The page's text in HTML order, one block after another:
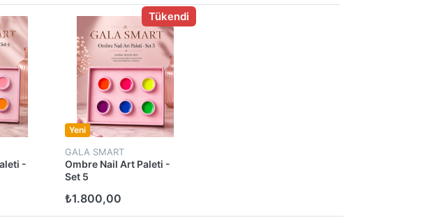
-
Yeni
GALA SMART
Ombre Nail Art Paleti -
Set 5
Tükendi
₺1.800,00